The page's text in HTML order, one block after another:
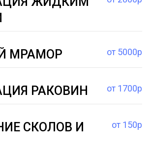
МРАМОР от 5000р
РАКОВИН от 1700р
СКОЛОВ И
от 150р